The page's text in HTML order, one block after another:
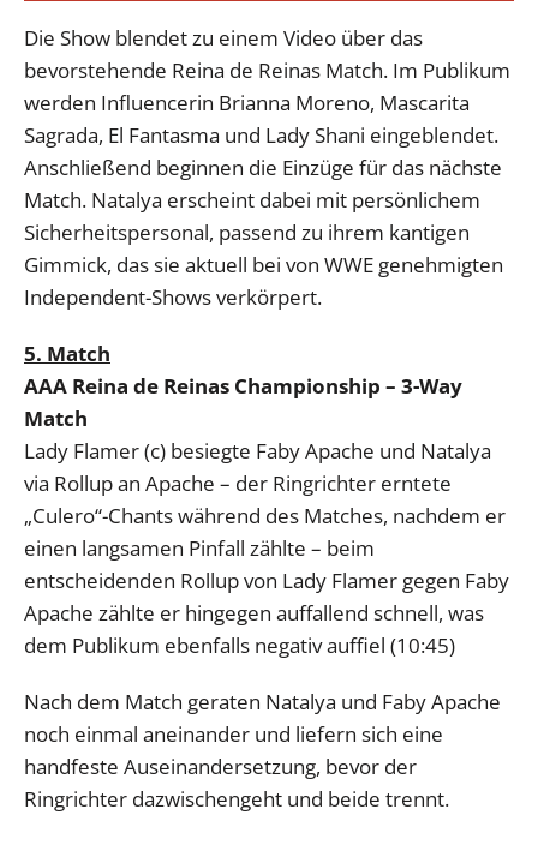
Die Show blendet zu einem Video über das
bevorstehende Reina de Reinas Match. Im Publikum
werden Influencerin Brianna Moreno, Mascarita
Sagrada, El Fantasma und Lady Shani eingeblendet.
Anschließend beginnen die Einzüge für das nächste
Match. Natalya erscheint dabei mit persönlichem
Sicherheitspersonal, passend zu ihrem kantigen
Gimmick, das sie aktuell bei von WWE genehmigten
Independent-Shows verkörpert.
5. Match
AAA Reina de Reinas Championship – 3-Way
Match
Lady Flamer (c) besiegte Faby Apache und Natalya
via Rollup an Apache – der Ringrichter erntete
„Culero“-Chants während des Matches, nachdem er
einen langsamen Pinfall zählte – beim
entscheidenden Rollup von Lady Flamer gegen Faby
Apache zählte er hingegen auffallend schnell, was
dem Publikum ebenfalls negativ auffiel (10:45)
Nach dem Match geraten Natalya und Faby Apache
noch einmal aneinander und liefern sich eine
handfeste Auseinandersetzung, bevor der
Ringrichter dazwischengeht und beide trennt.